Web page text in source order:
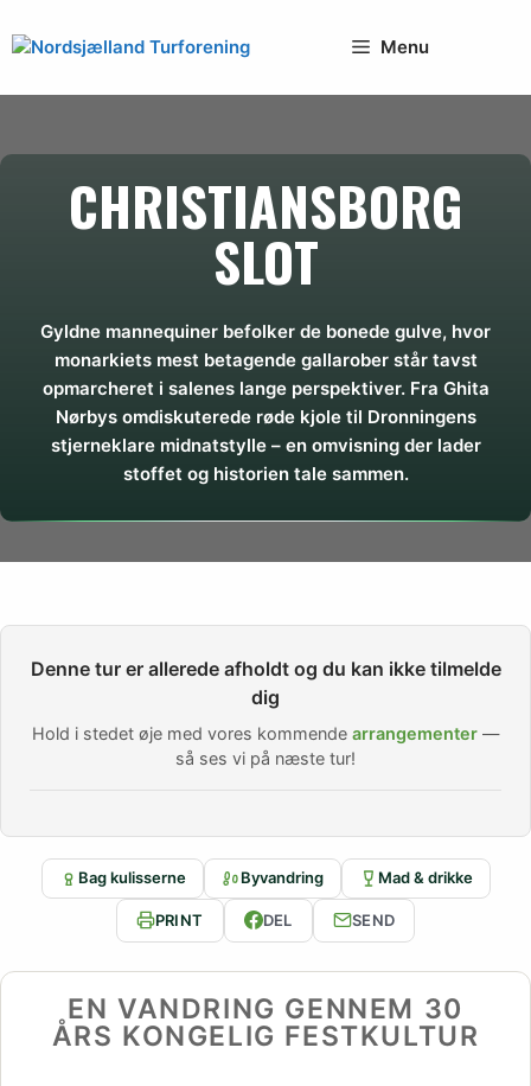
til
Menu
CHRISTIANSBORG
SLOT
Gyldne mannequiner befolker de bonede gulve, hvor
monarkiets mest betagende gallarober står tavst
opmarcheret i salenes lange perspektiver. Fra Ghita
Nørbys omdiskuterede røde kjole til Dronningens
stjerneklare midnatstylle – en omvisning der lader
stoffet og historien tale sammen.
Denne tur er allerede afholdt og du kan ikke tilmelde
dig
Hold i stedet øje med vores kommende arrangementer —
så ses vi på næste tur!
Bag kulisserne Byvandring Mad & drikke
PRINT DEL SEND
EN VANDRING GENNEM 30
ÅRS KONGELIG FESTKULTUR